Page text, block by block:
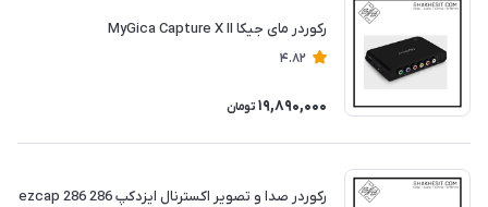
رکوردر مای جیکا MyGica Capture X II
4.82
19,890,000 تومان
رکوردر صدا و تصویر اکسترنال ایزدکپ 286 ezcap 286